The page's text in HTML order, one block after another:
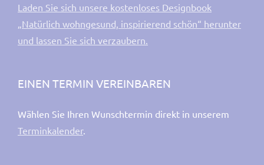
Laden Sie sich unsere kostenloses Designbook
„Natürlich wohngesund, inspirierend schön“ herunter
und lassen Sie sich verzaubern.
EINEN TERMIN VEREINBAREN
Wählen Sie Ihren Wunschtermin direkt in unserem
Terminkalender.